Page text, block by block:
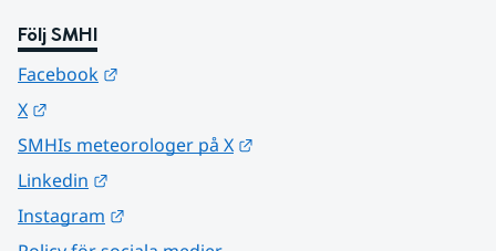
Följ SMHI
Facebook
X
SMHIs meteorologer på X
Linkedin
Instagram